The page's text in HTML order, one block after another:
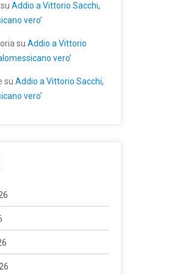
su Addio a Vittorio Sacchi,
vero’
su Addio a Vittorio
vero’
su Addio a Vittorio Sacchi,
vero’